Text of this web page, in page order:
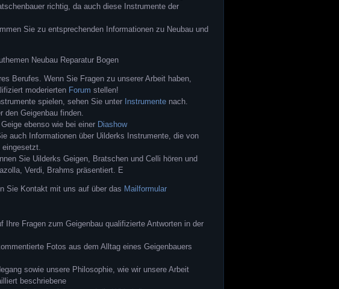
richtig, da auch diese Instrumente der
Sie zu entsprechenden Informationen zu Neubau und
Berufes. Wenn Sie Fragen zu unserer Arbeit haben,
moderierten Forum stellen!
spielen, sehen Sie unter Instrumente nach.
Geigenbau finden.
ebenso wie bei einer Diashow
auch Informationen über Uilderks Instrumente, die von
Sie Uilderks Geigen, Bratschen und Celli hören und
Verdi, Brahms präsentiert. E
Sie Kontakt mit uns auf über das Mailformular
Ihre Fragen zum Geigenbau qualifizierte Antworten in der
Fotos aus dem Alltag eines Geigenbauers
sowie unsere Philosophie, wie wir unsere Arbeit
beschriebene